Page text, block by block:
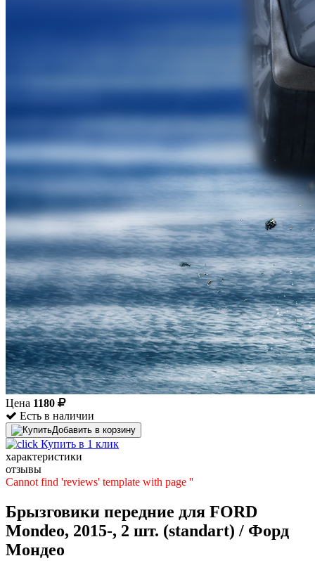
Цена 1180
Есть в наличии
Добавить в корзину
Купить в 1 клик
характеристики
отзывы
Cannot find 'reviews' template with page ''
Брызговики передние для FORD
Mondeo, 2015-, 2 шт. (standart) / Форд
Мондео